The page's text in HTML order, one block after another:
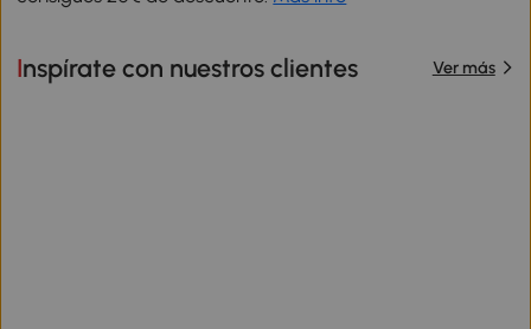
Inspírate con nuestros clientes Ver más